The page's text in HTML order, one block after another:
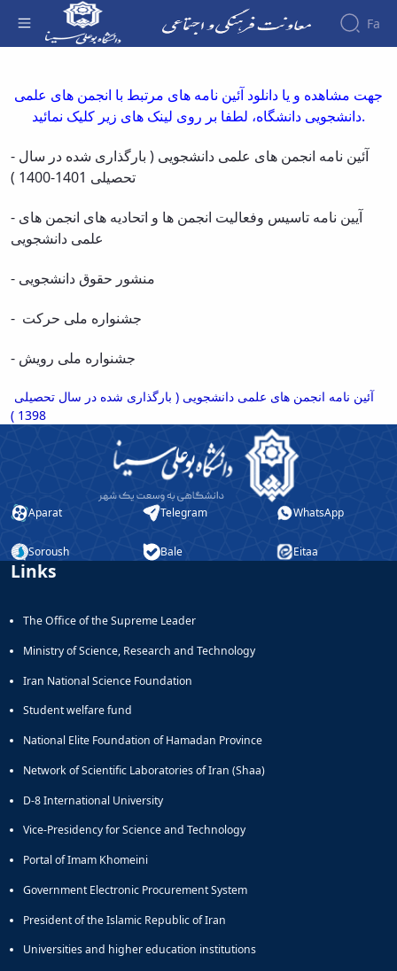
Fa
About the
Vice-
Chancellery
Vice
Chancellor
Responsibilities
Contact
Vice-
Organizational
Director
Cultural
Cultural
Social
Support
Services
جهت مشاهده و یا دانلود آئین نامه های مرتبط با انجمن های علمی
دانشجویی دانشگاه، لطفا بر روی لینک های زیر کلیک نمائید.
- آئین نامه انجمن های علمی دانشجویی ( بارگذاری شده در سال
تحصیلی 1401-1400 )
- آیین نامه تاسیس وفعالیت انجمن ها و اتحادیه های انجمن های
علمی دانشجویی
- منشور حقوق دانشجویی
- جشنواره ملی حرکت
- جشنواره ملی رویش
1398 )
Aparat Telegram WhatsApp
Soroush Bale Eitaa
Links
The Office of the Supreme Leader
Ministry of Science, Research and Technology
Iran National Science Foundation
Student welfare fund
National Elite Foundation of Hamadan Province
Network of Scientific Laboratories of Iran (Shaa)
D-8 International University
Vice-Presidency for Science and Technology
Portal of Imam Khomeini
Government Electronic Procurement System
President of the Islamic Republic of Iran
Universities and higher education institutions